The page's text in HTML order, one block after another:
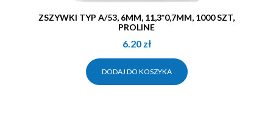
ZSZYWKI TYP A/53, 6MM, 11,3*0,7MM, 1000 SZT,
PROLINE
6.20 zł
DODAJ DO KOSZYKA